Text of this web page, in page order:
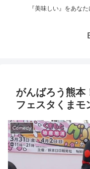
『美味しい』をあな
がんばろう熊本
フェスタくま
Comedy